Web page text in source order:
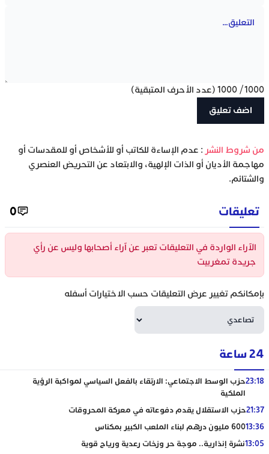
1000
/
1000 (عدد الأحرف المتبقية)
‫من شروط النشر : عدم الإساءة للكاتب أو للأشخاص أو للمقدسات أو
مهاجمة الأديان أو الذات الإلهية، والابتعاد عن التحريض العنصري
والشتائم.
تعليقات 0
الآراء الواردة في التعليقات تعبر عن آراء أصحابها وليس عن رأي
جريدة تمغربيت
بإمكانكم تغيير عرض التعليقات حسب الاختيارات أسفله
24 ساعة
23:18حزب الوسط الاجتماعي: الارتقاء بالفعل السياسي لمواكبة الرؤية
الملكية
21:37حزب الاستقلال يقدم دفوعاته في معركة المحروقات
13:36600 مليون درهم لبناء الملعب الكبير بمكناس
13:05نشرة إنذارية.. موجة حر وزخات رعدية ورياح قوية